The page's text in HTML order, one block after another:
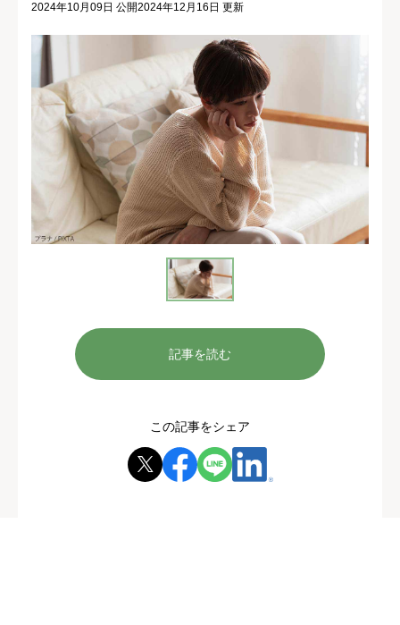
2024年10月09日 公開2024年12月16日 更新
記事を読む
この記事をシェア